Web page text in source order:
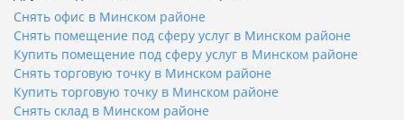
Снять офис в Минском районе
Снять помещение под сферу услуг в Минском районе
Купить помещение под сферу услуг в Минском районе
Снять торговую точку в Минском районе
Купить торговую точку в Минском районе
Снять склад в Минском районе